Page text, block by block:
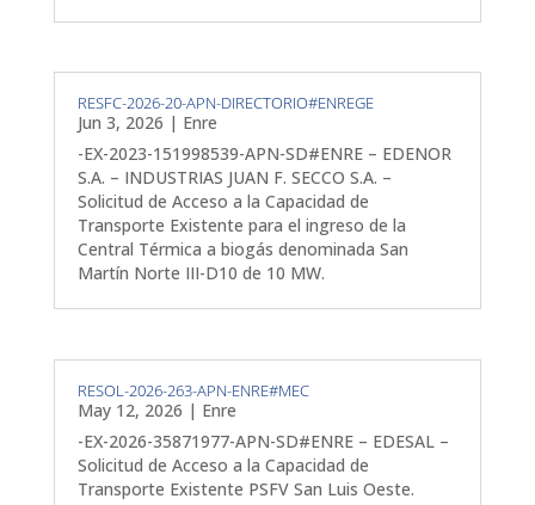
RESFC-2026-20-APN-DIRECTORIO#ENREGE
Jun 3, 2026 | Enre
-EX-2023-151998539-APN-SD#ENRE – EDENOR
S.A. – INDUSTRIAS JUAN F. SECCO S.A. –
Solicitud de Acceso a la Capacidad de
Transporte Existente para el ingreso de la
Central Térmica a biogás denominada San
Martín Norte III-D10 de 10 MW.
RESOL-2026-263-APN-ENRE#MEC
May 12, 2026 | Enre
-EX-2026-35871977-APN-SD#ENRE – EDESAL –
Solicitud de Acceso a la Capacidad de
Transporte Existente PSFV San Luis Oeste.